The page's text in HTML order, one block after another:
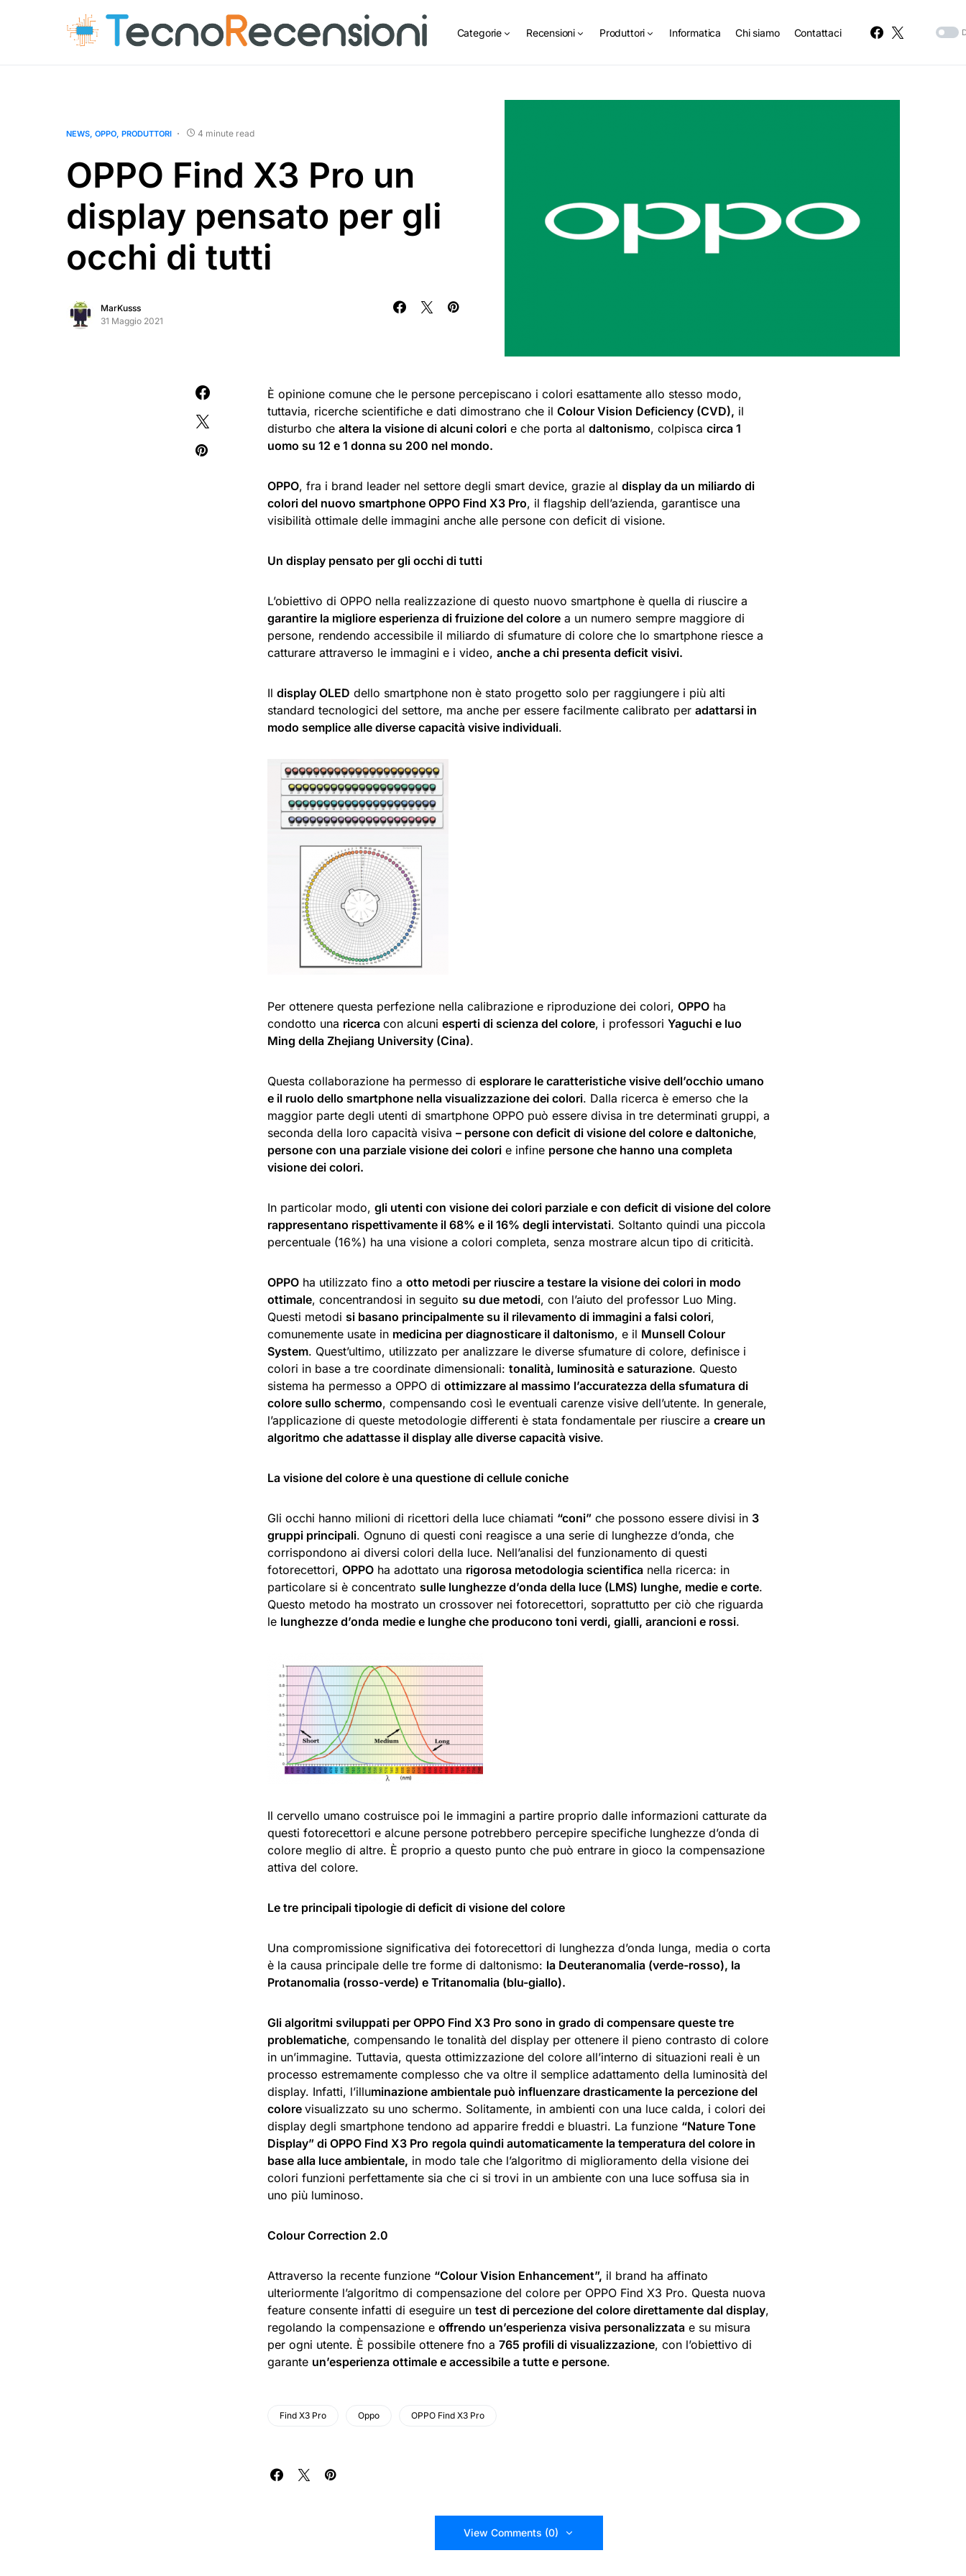
Categorie Recensioni Produttori Informatica Chi siamo Contattaci
NEWS OPPO PRODUTTORI 4 minute read
OPPO Find X3 Pro un
display pensato per gli
occhi di tutti
MarKusss
31 Maggio 2021
È opinione comune che le persone percepiscano i colori esattamente allo stesso modo,
tuttavia, ricerche scientifiche e dati dimostrano che il Colour Vision Deficiency (CVD), il
disturbo che altera la visione di alcuni colori e che porta al daltonismo, colpisca circa 1
uomo su 12 e 1 donna su 200 nel mondo.
OPPO, fra i brand leader nel settore degli smart device, grazie al display da un miliardo di
colori del nuovo smartphone OPPO Find X3 Pro, il flagship dell’azienda, garantisce una
visibilità ottimale delle immagini anche alle persone con deficit di visione.
Un display pensato per gli occhi di tutti
L’obiettivo di OPPO nella realizzazione di questo nuovo smartphone è quella di riuscire a
garantire la migliore esperienza di fruizione del colore a un numero sempre maggiore di
persone, rendendo accessibile il miliardo di sfumature di colore che lo smartphone riesce a
catturare attraverso le immagini e i video, anche a chi presenta deficit visivi.
Il display OLED dello smartphone non è stato progetto solo per raggiungere i più alti
standard tecnologici del settore, ma anche per essere facilmente calibrato per adattarsi in
modo semplice alle diverse capacità visive individuali.
Per ottenere questa perfezione nella calibrazione e riproduzione dei colori, OPPO ha
condotto una ricerca con alcuni esperti di scienza del colore, i professori Yaguchi e luo
Ming della Zhejiang University (Cina).
Questa collaborazione ha permesso di esplorare le caratteristiche visive dell’occhio umano
e il ruolo dello smartphone nella visualizzazione dei colori. Dalla ricerca è emerso che la
maggior parte degli utenti di smartphone OPPO può essere divisa in tre determinati gruppi, a
seconda della loro capacità visiva – persone con deficit di visione del colore e daltoniche,
persone con una parziale visione dei colori e infine persone che hanno una completa
visione dei colori.
In particolar modo, gli utenti con visione dei colori parziale e con deficit di visione del colore
rappresentano rispettivamente il 68% e il 16% degli intervistati. Soltanto quindi una piccola
percentuale (16%) ha una visione a colori completa, senza mostrare alcun tipo di criticità.
OPPO ha utilizzato fino a otto metodi per riuscire a testare la visione dei colori in modo
ottimale, concentrandosi in seguito su due metodi, con l’aiuto del professor Luo Ming.
Questi metodi si basano principalmente su il rilevamento di immagini a falsi colori,
comunemente usate in medicina per diagnosticare il daltonismo, e il Munsell Colour
System. Quest’ultimo, utilizzato per analizzare le diverse sfumature di colore, definisce i
colori in base a tre coordinate dimensionali: tonalità, luminosità e saturazione. Questo
sistema ha permesso a OPPO di ottimizzare al massimo l’accuratezza della sfumatura di
colore sullo schermo, compensando così le eventuali carenze visive dell’utente. In generale,
l’applicazione di queste metodologie differenti è stata fondamentale per riuscire a creare un
algoritmo che adattasse il display alle diverse capacità visive.
La visione del colore è una questione di cellule coniche
Gli occhi hanno milioni di ricettori della luce chiamati “coni” che possono essere divisi in 3
gruppi principali. Ognuno di questi coni reagisce a una serie di lunghezze d’onda, che
corrispondono ai diversi colori della luce. Nell’analisi del funzionamento di questi
fotorecettori, OPPO ha adottato una rigorosa metodologia scientifica nella ricerca: in
particolare si è concentrato sulle lunghezze d’onda della luce (LMS) lunghe, medie e corte.
Questo metodo ha mostrato un crossover nei fotorecettori, soprattutto per ciò che riguarda
le lunghezze d’onda medie e lunghe che producono toni verdi, gialli, arancioni e rossi.
Il cervello umano costruisce poi le immagini a partire proprio dalle informazioni catturate da
questi fotorecettori e alcune persone potrebbero percepire specifiche lunghezze d’onda di
colore meglio di altre. È proprio a questo punto che può entrare in gioco la compensazione
attiva del colore.
Le tre principali tipologie di deficit di visione del colore
Una compromissione significativa dei fotorecettori di lunghezza d’onda lunga, media o corta
è la causa principale delle tre forme di daltonismo: la Deuteranomalia (verde-rosso), la
Protanomalia (rosso-verde) e Tritanomalia (blu-giallo).
Gli algoritmi sviluppati per OPPO Find X3 Pro sono in grado di compensare queste tre
problematiche, compensando le tonalità del display per ottenere il pieno contrasto di colore
in un’immagine. Tuttavia, questa ottimizzazione del colore all’interno di situazioni reali è un
processo estremamente complesso che va oltre il semplice adattamento della luminosità del
display. Infatti, l’illuminazione ambientale può influenzare drasticamente la percezione del
colore visualizzato su uno schermo. Solitamente, in ambienti con una luce calda, i colori dei
display degli smartphone tendono ad apparire freddi e bluastri. La funzione “Nature Tone
Display” di OPPO Find X3 Pro regola quindi automaticamente la temperatura del colore in
base alla luce ambientale, in modo tale che l’algoritmo di miglioramento della visione dei
colori funzioni perfettamente sia che ci si trovi in un ambiente con una luce soffusa sia in
uno più luminoso.
Colour Correction 2.0
Attraverso la recente funzione “Colour Vision Enhancement”, il brand ha affinato
ulteriormente l’algoritmo di compensazione del colore per OPPO Find X3 Pro. Questa nuova
feature consente infatti di eseguire un test di percezione del colore direttamente dal display,
regolando la compensazione e offrendo un’esperienza visiva personalizzata e su misura
per ogni utente. È possibile ottenere fno a 765 profili di visualizzazione, con l’obiettivo di
garante un’esperienza ottimale e accessibile a tutte e persone.
Find X3 Pro Oppo OPPO Find X3 Pro
View Comments (0)